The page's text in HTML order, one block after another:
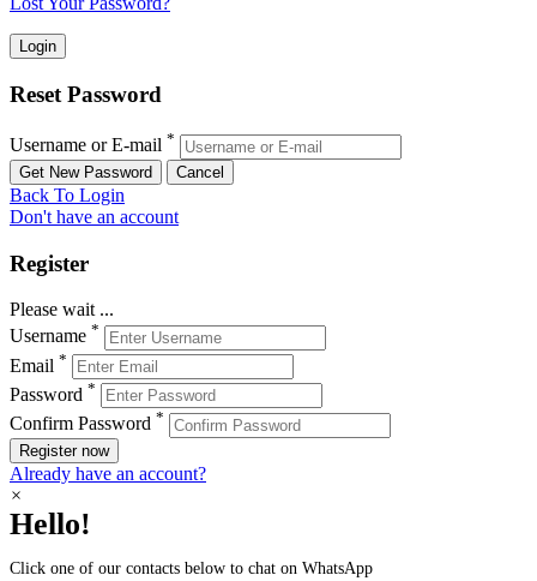
Reset Password
Username or E-mail *
Back To Login
Don't have an account
Register
Please wait ...
Username *
Email *
Password *
Confirm Password *
Register now
Already have an account?
×
Hello!
Click one of our contacts below to chat on WhatsApp